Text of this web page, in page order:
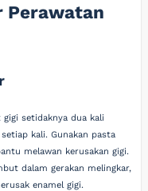
Perawatan
setidaknya dua kali
kali. Gunakan pasta
melawan kerusakan gigi.
dalam gerakan melingkar,
enamel gigi.